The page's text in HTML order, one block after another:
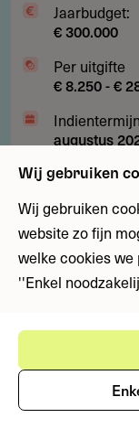
Jaarbudget:
€ 300.000
Per uitgifte
€ 8.250 - €
augustus
Laatst
Subsidies
Subsidie
€
muziektalent
Begeleid jij
Maarten,
Wij gebruiken
Wij gebruiken
website zo fijn
welke cookies we
''Enkel